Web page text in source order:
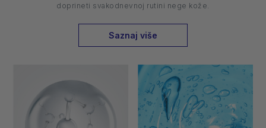
doprineti svakodnevnoj rutini nege kože.
Saznaj više